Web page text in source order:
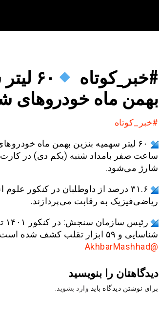
#خبر_کوتاه
۶۰
بهمن ماه
#خبر_کوتاه
۶۰ لیتر سهمیه بنزین بهمن ماه
ساعت صفر بامداد شنبه (یکم دی) در
شارژ می‌شود.
ریاضی‌فیزیک به رقابت می‌پردازند.
شناسایی و ۵۹ ابزار تقلب کشف شده است./تسنیم
@AkhbarMashhad
دیدگاهتان را بنویسید
برای نوشتن دیدگاه باید وارد بشوید